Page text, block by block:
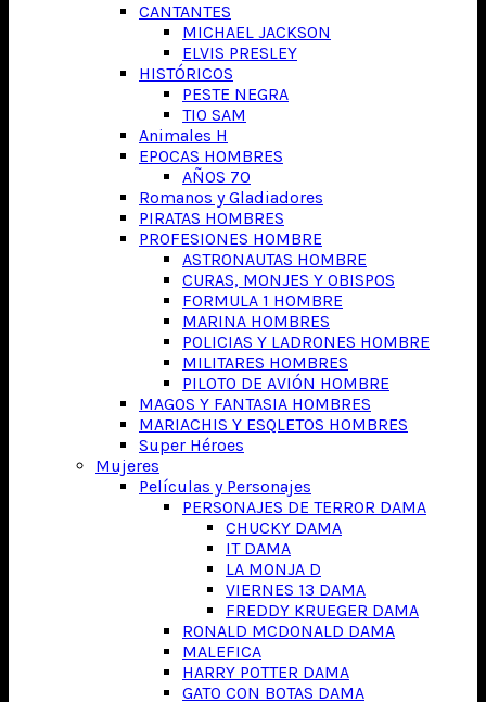
CANTANTES
MICHAEL JACKSON
ELVIS PRESLEY
HISTÓRICOS
PESTE NEGRA
TIO SAM
Animales H
EPOCAS HOMBRES
AÑOS 70
Romanos y Gladiadores
PIRATAS HOMBRES
PROFESIONES HOMBRE
ASTRONAUTAS HOMBRE
CURAS, MONJES Y OBISPOS
FORMULA 1 HOMBRE
MARINA HOMBRES
POLICIAS Y LADRONES HOMBRE
MILITARES HOMBRES
PILOTO DE AVIÓN HOMBRE
MAGOS Y FANTASIA HOMBRES
MARIACHIS Y ESQLETOS HOMBRES
Super Héroes
Mujeres
Películas y Personajes
PERSONAJES DE TERROR DAMA
CHUCKY DAMA
IT DAMA
LA MONJA D
VIERNES 13 DAMA
FREDDY KRUEGER DAMA
RONALD MCDONALD DAMA
MALEFICA
HARRY POTTER DAMA
GATO CON BOTAS DAMA